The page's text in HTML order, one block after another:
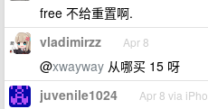
free 不给重置啊.
vladimirzz Apr 8
@xwayway 从哪买 15 呀
juvenile1024 Apr 8 via